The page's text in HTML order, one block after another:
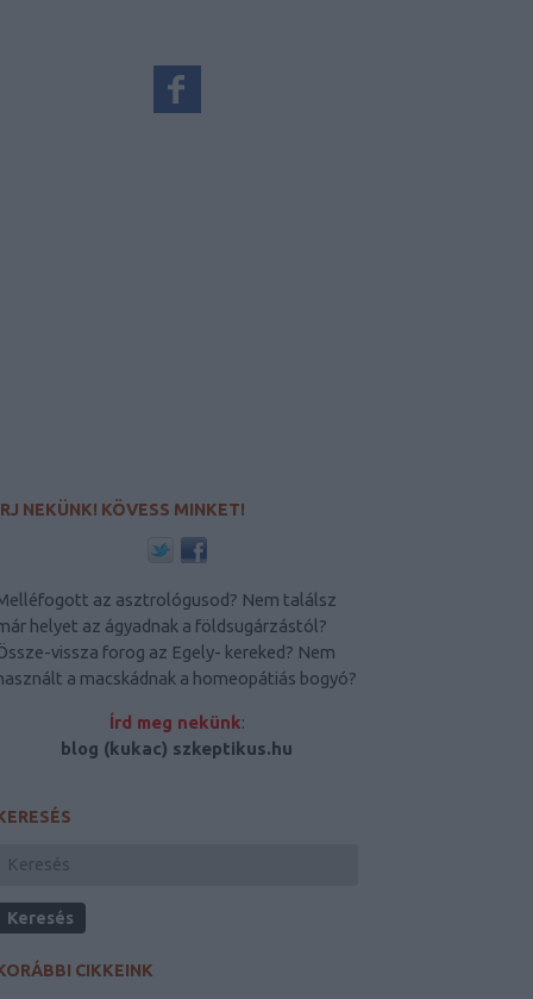
NEKÜNK! KÖVESS MINKET!
az asztrológusod? Nem találsz
helyet az ágyadnak a földsugárzástól?
vissza forog az Egely- kereked? Nem
a macskádnak a homeopátiás bogyó?
Írd meg nekünk:
blog (kukac) szkeptikus.hu
CIKKEINK